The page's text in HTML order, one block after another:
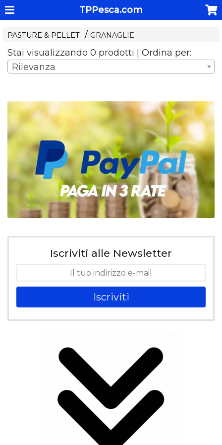
TPPesca.com
PASTURE & PELLET GRANAGLIE
Stai visualizzando 0 prodotti | Ordina per:
Rilevanza
Iscriviti alle Newsletter
Iscriviti